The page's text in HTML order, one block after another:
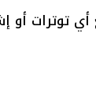
توترات أو